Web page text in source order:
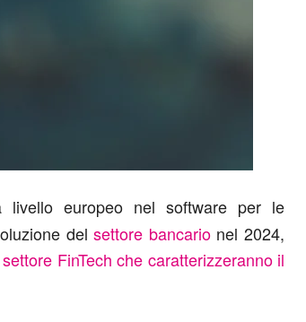
livello europeo nel software per le
delsettore bancarionel 2024,
settore FinTech che caratterizzeranno il